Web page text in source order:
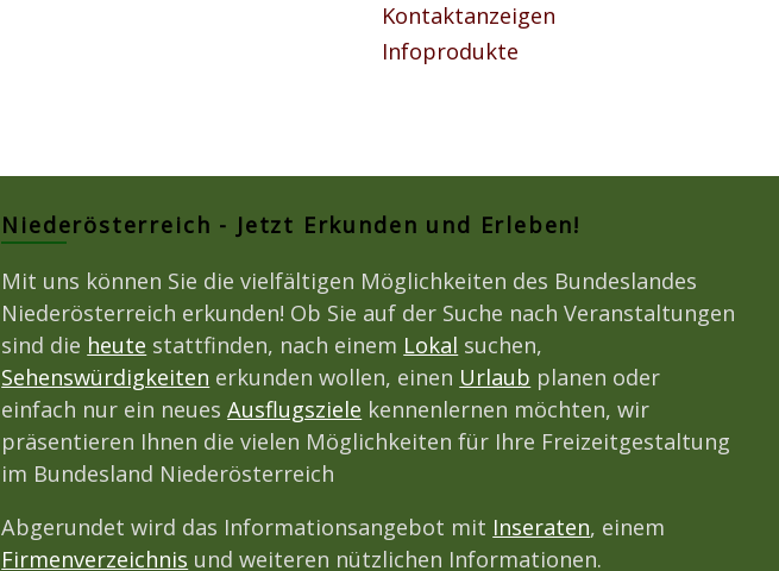
Kontaktanzeigen
Infoprodukte
Niederösterreich - Jetzt Erkunden und Erleben!
Mit uns können Sie die vielfältigen Möglichkeiten des Bundeslandes
Niederösterreich erkunden! Ob Sie auf der Suche nach Veranstaltungen
sind die heute stattfinden, nach einem Lokal suchen,
Sehenswürdigkeiten erkunden wollen, einen Urlaub planen oder
einfach nur ein neuesAusflugsziele kennenlernen möchten, wir
präsentieren Ihnen die vielen Möglichkeiten für Ihre Freizeitgestaltung
im Bundesland Niederösterreich
Abgerundet wird das Informationsangebot mit Inseraten, einem
Firmenverzeichnis und weiteren nützlichen Informationen.